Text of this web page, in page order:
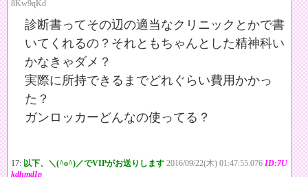
8Kw9qKd
診断書ってその辺の適当なクリニックとかで書
いてくれるの？それともちゃんとした精神科い
かなきゃダメ？
実際に所持できるまでどれぐらい費用かかっ
た？
ガンロッカーどんなの使ってる？
17: 以下、＼(^o^)／でVIPがお送りします 2016/09/22(木) 01:47:55.076 ID:7U
kdhmdIp